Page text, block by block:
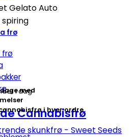
frø
frø
Cannabisfrø
Gelato Auto
i dag
med
i hver ordre